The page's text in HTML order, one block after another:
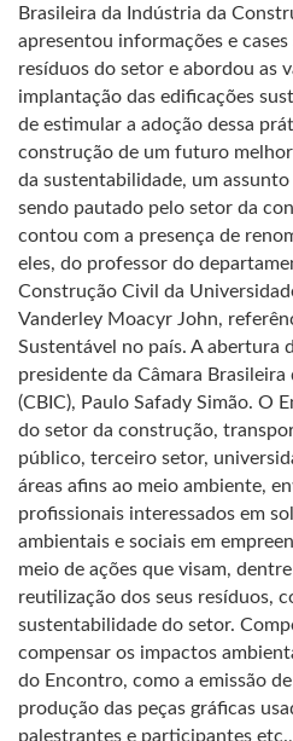
Brasileira da Indústria da
apresentou informações e
resíduos do setor e abordou as
implantação das edificações
de estimular a adoção dessa
construção de um futuro
da sustentabilidade, um assunto
sendo pautado pelo setor da
contou com a presença de
eles, do professor do
Construção Civil da
Vanderley Moacyr John,
Sustentável no país. A abertura
presidente da Câmara
(CBIC), Paulo Safady Simão. O
do setor da construção,
público, terceiro setor,
áreas afins ao meio ambiente,
profissionais interessados em
ambientais e sociais em
meio de ações que visam,
reutilização dos seus resíduos,
sustentabilidade do setor.
compensar os impactos
do Encontro, como a emissão
produção das peças gráficas
palestrantes e participantes